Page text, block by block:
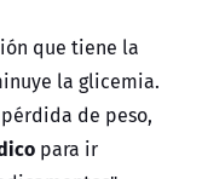
que tiene la
la glicemia.
de peso,
para ir